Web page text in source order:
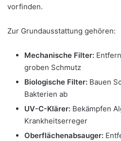
vorfinden.
Zur Grundausstattung gehören:
Mechanische Filter:
groben Schmutz
Biologische Filter: Bauen
Bakterien ab
UV-C-Klärer: Bekämpfen
Krankheitserreger
Oberflächenabsauger: